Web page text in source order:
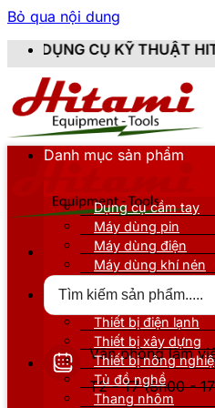
Bỏ qua nội dung
THUẬT HITAMI - CUNG
Văn phòng làm
T2 - T7 (8h00 -
Danh mục sản phẩm
Dụng cụ cầm tay
Máy dùng pin
Máy dùng điện
Máy dùng khí nén
Thiết bị nâng đỡ
Thiết bị điện lạnh
Thiết bị xây dựng
Thiết bị nông
Tủ đồ nghề
Thang nhôm